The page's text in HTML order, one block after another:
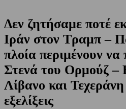
Δεν ζητήσαμε ποτέ
Ιράν στον Τραμπ –
πλοία περιμένουν
Στενά του Ορμούζ –
Λίβανο και
εξελίξεις